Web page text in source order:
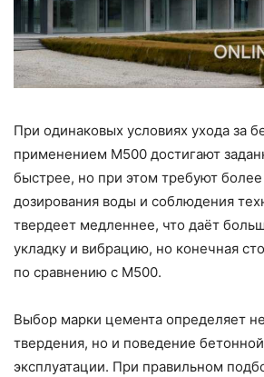
При одинаковых условиях ухода за
применением М500 достигают
быстрее, но при этом требуют более
дозирования воды и соблюдения
твердеет медленнее, что даёт
укладку и вибрацию, но конечная
по сравнению с М500.
Выбор марки цемента определяет
твердения, но и поведение
эксплуатации. При правильном